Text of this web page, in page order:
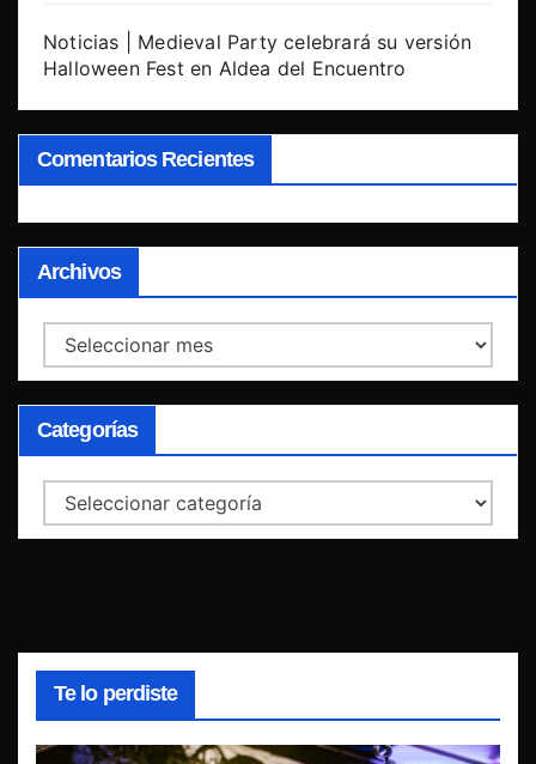
Noticias | Medieval Party celebrará su versión
Halloween Fest en Aldea del Encuentro
Comentarios Recientes
Archivos
Archivos
Categorías
Categorías
Te lo perdiste